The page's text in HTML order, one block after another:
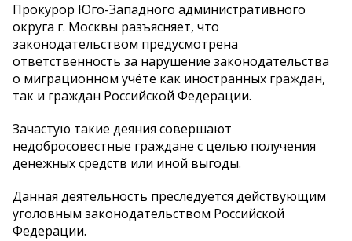
Прокурор Юго-Западного административного
округа г. Москвы разъясняет, что
законодательством предусмотрена
ответственность за нарушение законодательства
о миграционном учёте как иностранных граждан,
так и граждан Российской Федерации.
Зачастую такие деяния совершают
недобросовестные граждане с целью получения
денежных средств или иной выгоды.
Данная деятельность преследуется действующим
уголовным законодательством Российской
Федерации.